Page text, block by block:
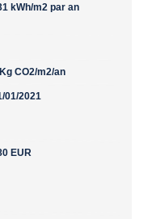
kWh/m2 par an
CO2/m2/an
01/2021
EUR